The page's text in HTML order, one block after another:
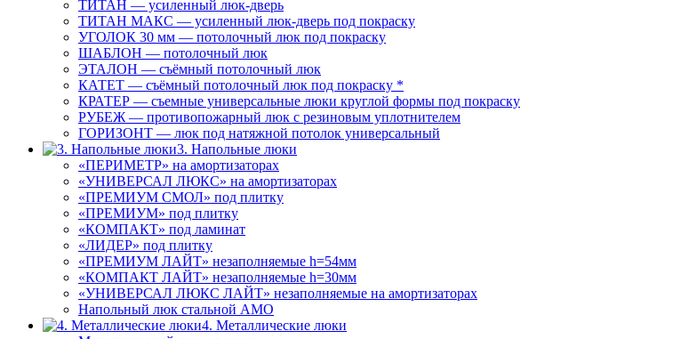
ТИТАН — усиленный люк-дверь
ТИТАН МАКС — усиленный люк-дверь под покраску
УГОЛОК 30 мм — потолочный люк под покраску
ШАБЛОН — потолочный люк
ЭТАЛОН — съёмный потолочный люк
КАТЕТ — съёмный потолочный люк под покраску *
КРАТЕР — съемные универсальные люки круглой формы под покраску
РУБЕЖ — противопожарный люк с резиновым уплотнителем
ГОРИЗОНТ — люк под натяжной потолок универсальный
3. Напольные люки
«ПЕРИМЕТР» на амортизаторах
«УНИВЕРСАЛ ЛЮКС» на амортизаторах
«ПРЕМИУМ СМОЛ» под плитку
«ПРЕМИУМ» под плитку
«КОМПАКТ» под ламинат
«ЛИДЕР» под плитку
«ПРЕМИУМ ЛАЙТ» незаполняемые h=54мм
«КОМПАКТ ЛАЙТ» незаполняемые h=30мм
«УНИВЕРСАЛ ЛЮКС ЛАЙТ» незаполняемые на амортизаторах
Напольный люк стальной АМО
4. Металлические люки